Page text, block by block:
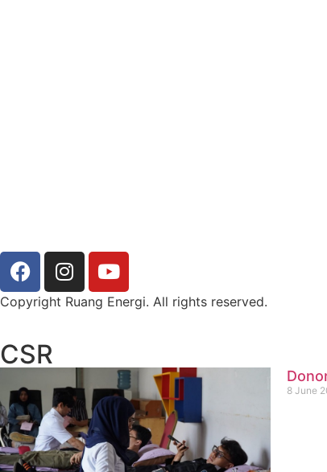
Copyright Ruang Energi. All rights reserved.
CSR
8 June